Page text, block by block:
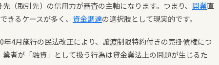
（取引先）の信用力が審査の主軸になります。つまり、 開業直
きるケースが多く、 資金調達の選択肢として現実的です。
4月施行の民法改正により、譲渡制限特約付きの売掛債権につ
者が「融資」として扱う行為は貸金業法上の問題が生じるた